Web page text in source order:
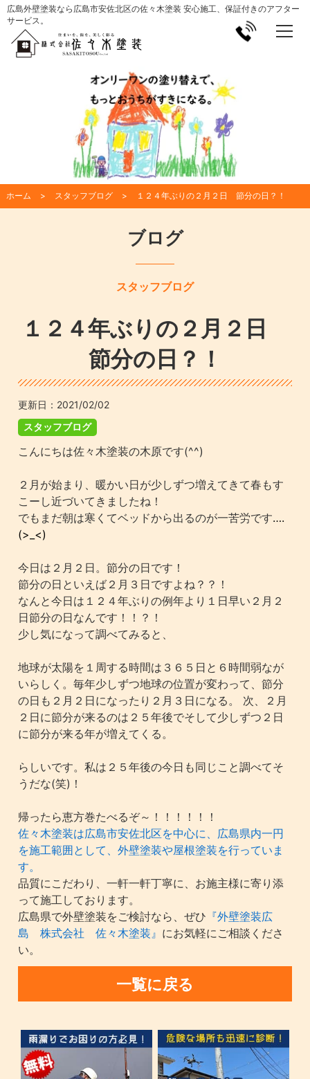
広島外壁塗装なら広島市安佐北区の佐々木塗装 安心施工、保証付きのアフター
サービス。
ホーム スタッフブログ １２４年ぶりの２月２日 節分の日？！
ブログ
スタッフブログ
１２４年ぶりの２月２日
節分の日？！
更新日： 2021/02/02
スタッフブログ
こんにちは佐々木塗装の木原です(^^)
２月が始まり、暖かい日が少しずつ増えてきて春もす
こーし近づいてきましたね！
でもまだ朝は寒くてベッドから出るのが一苦労です….
(>_<)
今日は２月２日。節分の日です！
節分の日といえば２月３日ですよね？？！
なんと今日は１２４年ぶりの例年より１日早い２月２
日節分の日なんです！！？！
少し気になって調べてみると、
地球が太陽を１周する時間は３６５日と６時間弱なが
いらしく。毎年少しずつ地球の位置が変わって、節分
の日も２月２日になったり２月３日になる。 次、２月
２日に節分が来るのは２５年後でそして少しずつ２日
に節分が来る年が増えてくる。
らしいです。私は２５年後の今日も同じこと調べてそ
うだな(笑)！
帰ったら恵方巻たべるぞ～！！！！！！
佐々木塗装は広島市安佐北区を中心に、広島県内一円
を施工範囲として、外壁塗装や屋根塗装を行っていま
す。
品質にこだわり、一軒一軒丁寧に、お施主様に寄り添
って施工しております。
広島県で外壁塗装をご検討なら、ぜひ 『外壁塗装広
島 株式会社 佐々木塗装』 にお気軽にご相談くださ
い。
一覧に戻る